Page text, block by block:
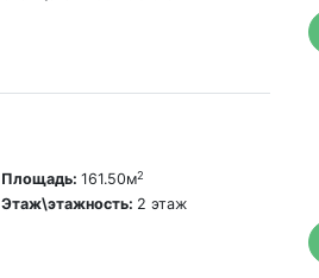
Площадь: 161.50м2
Этаж\этажность: 2 этаж